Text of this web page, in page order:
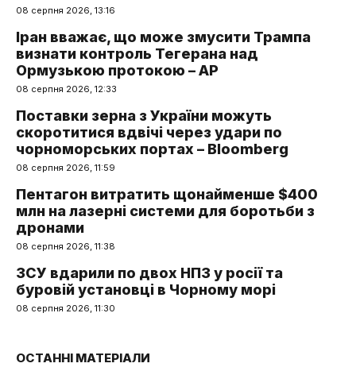
08 серпня 2026, 13:16
Іран вважає, що може змусити Трампа
визнати контроль Тегерана над
Ормузькою протокою – AP
08 серпня 2026, 12:33
Поставки зерна з України можуть
скоротитися вдвічі через удари по
чорноморських портах – Bloomberg
08 серпня 2026, 11:59
Пентагон витратить щонайменше $400
млн на лазерні системи для боротьби з
дронами
08 серпня 2026, 11:38
ЗСУ вдарили по двох НПЗ у росії та
буровій установці в Чорному морі
08 серпня 2026, 11:30
ОСТАННІ МАТЕРІАЛИ